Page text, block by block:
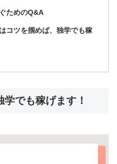
ためのQ&A
コツを掴めば、独学でも稼
でも稼げます！